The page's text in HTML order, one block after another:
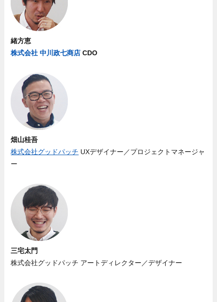
緒方恵
株式会社 中川政七商店 CDO
畑山桂吾
株式会社グッドパッチ UXデザイナー／プロジェクトマネージャ
ー
三宅太門
株式会社グッドパッチ アートディレクター／デザイナー